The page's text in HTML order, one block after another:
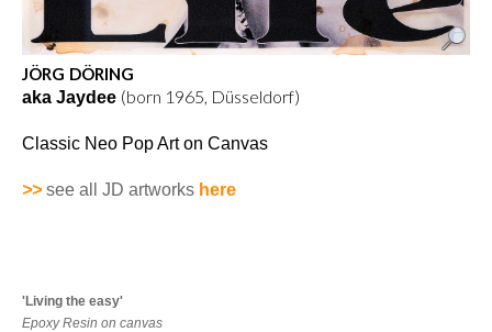
JÖRG DÖRING
aka Jaydee (born 1965, Düsseldorf)
Classic Neo Pop Art on Canvas
>> see all JD artworks here
'Living the easy'
Epoxy Resin on canvas